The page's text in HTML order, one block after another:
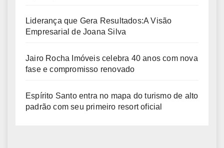
Liderança que Gera Resultados:A Visão
Empresarial de Joana Silva
Jairo Rocha Imóveis celebra 40 anos com nova
fase e compromisso renovado
Espírito Santo entra no mapa do turismo de alto
padrão com seu primeiro resort oficial